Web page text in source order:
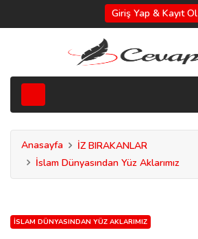
Giriş Yap & Kayıt Ol
Anasayfa
İZ BIRAKANLAR
İslam Dünyasından Yüz Aklarımız
İSLAM DÜNYASINDAN YÜZ AKLARIMIZ